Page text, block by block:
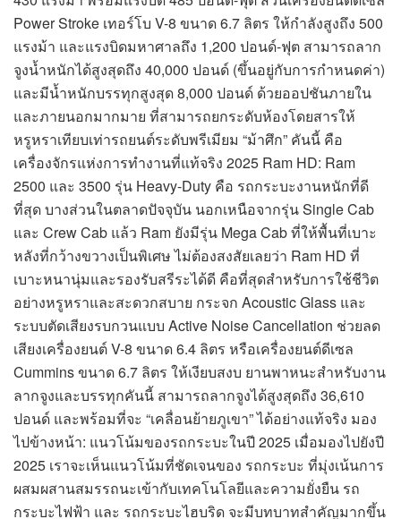
Power Stroke เทอร์โบ V-8 ขนาด 6.7 ลิตร ให้กำลังสูงถึง 500
แรงม้า และแรงบิดมหาศาลถึง 1,200 ปอนด์-ฟุต สามารถลาก
จูงน้ำหนักได้สูงสุดถึง 40,000 ปอนด์ (ขึ้นอยู่กับการกำหนดค่า)
และมีน้ำหนักบรรทุกสูงสุด 8,000 ปอนด์ ด้วยออปชันภายใน
และภายนอกมากมาย ที่สามารถยกระดับห้องโดยสารให้
หรูหราเทียบเท่ารถยนต์ระดับพรีเมียม “ม้าศึก” คันนี้ คือ
เครื่องจักรแห่งการทำงานที่แท้จริง 2025 Ram HD: Ram
2500 และ 3500 รุ่น Heavy-Duty คือ รถกระบะงานหนักที่ดี
ที่สุด บางส่วนในตลาดปัจจุบัน นอกเหนือจากรุ่น Single Cab
และ Crew Cab แล้ว Ram ยังมีรุ่น Mega Cab ที่ให้พื้นที่เบาะ
หลังที่กว้างขวางเป็นพิเศษ ไม่ต้องสงสัยเลยว่า Ram HD ที่
เบาะหนานุ่มและรองรับสรีระได้ดี คือที่สุดสำหรับการใช้ชีวิต
อย่างหรูหราและสะดวกสบาย กระจก Acoustic Glass และ
ระบบตัดเสียงรบกวนแบบ Active Noise Cancellation ช่วยลด
เสียงเครื่องยนต์ V-8 ขนาด 6.4 ลิตร หรือเครื่องยนต์ดีเซล
Cummins ขนาด 6.7 ลิตร ให้เงียบสงบ ยานพาหนะสำหรับงาน
ลากจูงและบรรทุกคันนี้ สามารถลากจูงได้สูงสุดถึง 36,610
ปอนด์ และพร้อมที่จะ “เคลื่อนย้ายภูเขา” ได้อย่างแท้จริง มอง
ไปข้างหน้า: แนวโน้มของรถกระบะในปี 2025 เมื่อมองไปยังปี
2025 เราจะเห็นแนวโน้มที่ชัดเจนของ รถกระบะ ที่มุ่งเน้นการ
ผสมผสานสมรรถนะเข้ากับเทคโนโลยีและความยั่งยืน รถ
กระบะไฟฟ้า และ รถกระบะไฮบริด จะมีบทบาทสำคัญมากขึ้น